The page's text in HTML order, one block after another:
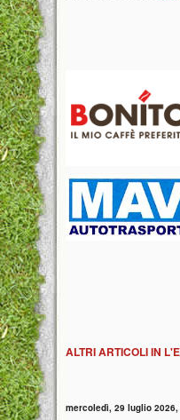
ALTRI ARTICOLI IN
mercoledì, 29 luglio 2026,